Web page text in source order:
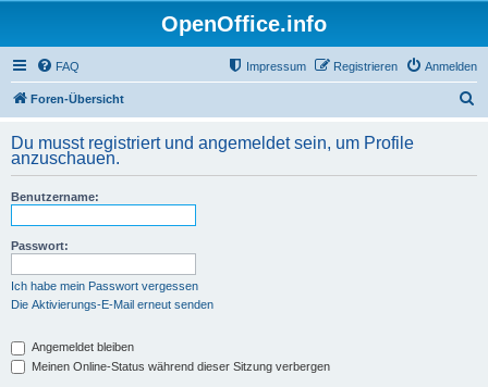
OpenOffice.info
FAQ Anmelden
Registrieren
Impressum
Foren-Übersicht
h
Du musst registriert und angemeldet sein, um Profile
anzuschauen.
Benutzername:
Passwort:
Ich habe mein Passwort vergessen
Die Aktivierungs-E-Mail erneut senden
Angemeldet bleiben
Meinen Online-Status während dieser Sitzung verbergen